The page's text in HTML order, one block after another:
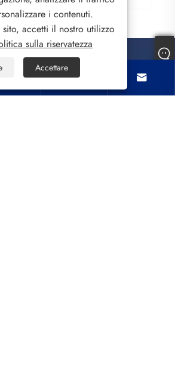
 
i contenuti.
sito, accetti il ​​nostro utilizzo
sulla riservatezza
Accettare